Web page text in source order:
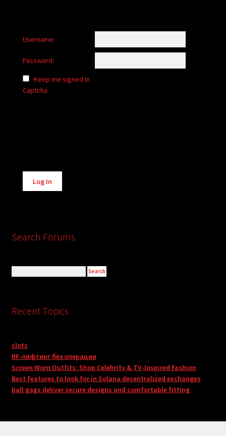
Username:
Password:
Keep me signed in
Captcha
Alternative:
Log In
Search Forums
Recent Topics
slots
RF-лифтинг без операции
Screen Worn Outfits: Shop Celebrity & TV-Inspired Fashion
Best features to look for in Solana decentralized exchanges
ball gags deliver secure designs and comfortable fitting